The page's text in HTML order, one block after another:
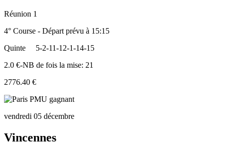
Réunion 1
4° Course - Départ prévu à 15:15
Quinte
5-2-11-12-1-14-15
2.0 €-NB de fois la mise: 21
2776.40 €
vendredi 05 décembre
Vincennes